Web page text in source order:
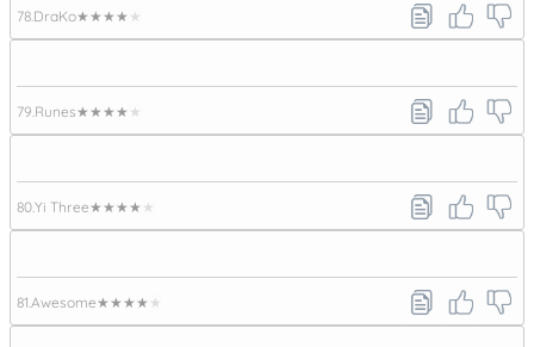
78. DraKo★★★★★
79. Runes★★★★★
80.Yi Three★★★★★
81. Awesome★★★★★